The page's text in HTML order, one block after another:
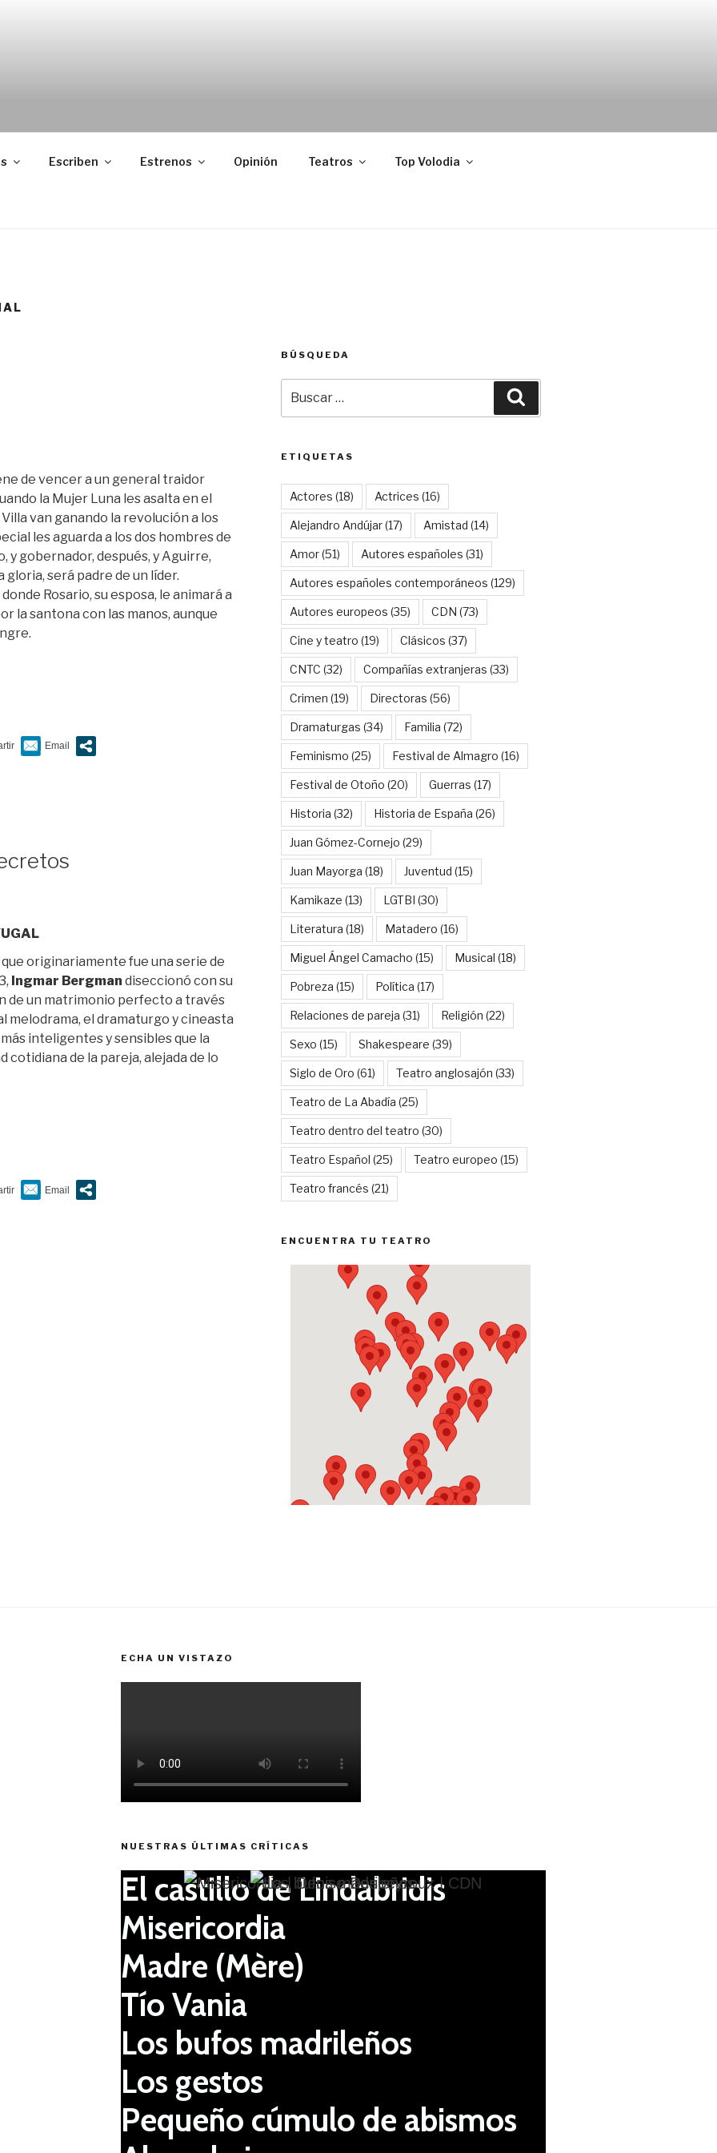
Escriben Estrenos Opinión Teatros Top Volodia
de vencer a un general traidor
la Mujer Luna les asalta en el
van ganando la revolución a los
les aguarda a los dos hombres de
y gobernador, después, y Aguirre,
será padre de un líder.
Rosario, su esposa, le animará a
la santona con las manos, aunque
que originariamente fue una serie de
Ingmar Bergman diseccionó con su
de un matrimonio perfecto a través
melodrama, el dramaturgo y cineasta
inteligentes y sensibles que la
cotidiana de la pareja, alejada de lo
BÚSQUEDA
por:
ETIQUETAS
Actores (18) Actrices (16)
Alejandro Andújar(17) Amistad (14)
Amor(51) Autores españoles (31)
Autores españoles contemporáneos (129)
Autores europeos (35) CDN (73)
Cine y teatro (19) Clásicos (37)
CNTC (32) Compañías extranjeras (33)
Crimen (19) Directoras (56)
Dramaturgas (34) Familia (72)
Feminismo (25) Festival de Almagro (16)
Festival de Otoño (20) Guerras (17)
Historia (32) Historia de España (26)
Juan Gómez-Cornejo (29)
Juan Mayorga (18) Juventud (15)
Kamikaze (13) LGTBI (30)
Literatura (18) Matadero (16)
Miguel Ángel Camacho (15) Musical (18)
Pobreza (15) Política (17)
Relaciones de pareja (31) Religión (22)
Sexo (15) Shakespeare (39)
Siglo de Oro (61) Teatro anglosajón (33)
Teatro de La Abadía (25)
Teatro dentro del teatro (30)
Teatro Español (25) Teatro europeo (15)
Teatro francés (21)
ENCUENTRA TU TEATRO
ECHA UN VISTAZO
NUESTRAS ÚLTIMAS CRÍTICAS
El castillo de Lindabridis
Misericordia
Madre (Mère)
Tío Vania
Los bufos madrileños
Los gestos
Pequeño cúmulo de abismos